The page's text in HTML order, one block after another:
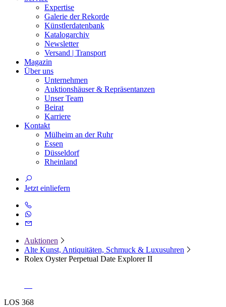
Expertise
Galerie der Rekorde
Künstlerdatenbank
Katalogarchiv
Newsletter
Versand | Transport
Magazin
Über uns
Unternehmen
Auktionshäuser & Repräsentanzen
Unser Team
Beirat
Karriere
Kontakt
Mülheim an der Ruhr
Essen
Düsseldorf
Rheinland
Jetzt einliefern
Auktionen
Alte Kunst, Antiquitäten, Schmuck & Luxusuhren
Rolex Oyster Perpetual Date Explorer II
LOS 368